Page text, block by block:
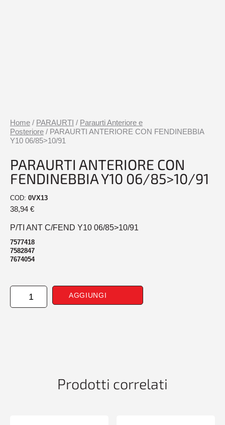
Home / PARAURTI / Paraurti Anteriore e
Posteriore / PARAURTI ANTERIORE CON FENDINEBBIA
Y10 06/85>10/91
PARAURTI ANTERIORE CON
FENDINEBBIA Y10 06/85>10/91
COD: 0VX13
38,94 €
P/TI ANT C/FEND Y10 06/85>10/91
7577418
7582847
7674054
PARAURTI
ANTERIORE
AGGIUNGI
Prodotti correlati